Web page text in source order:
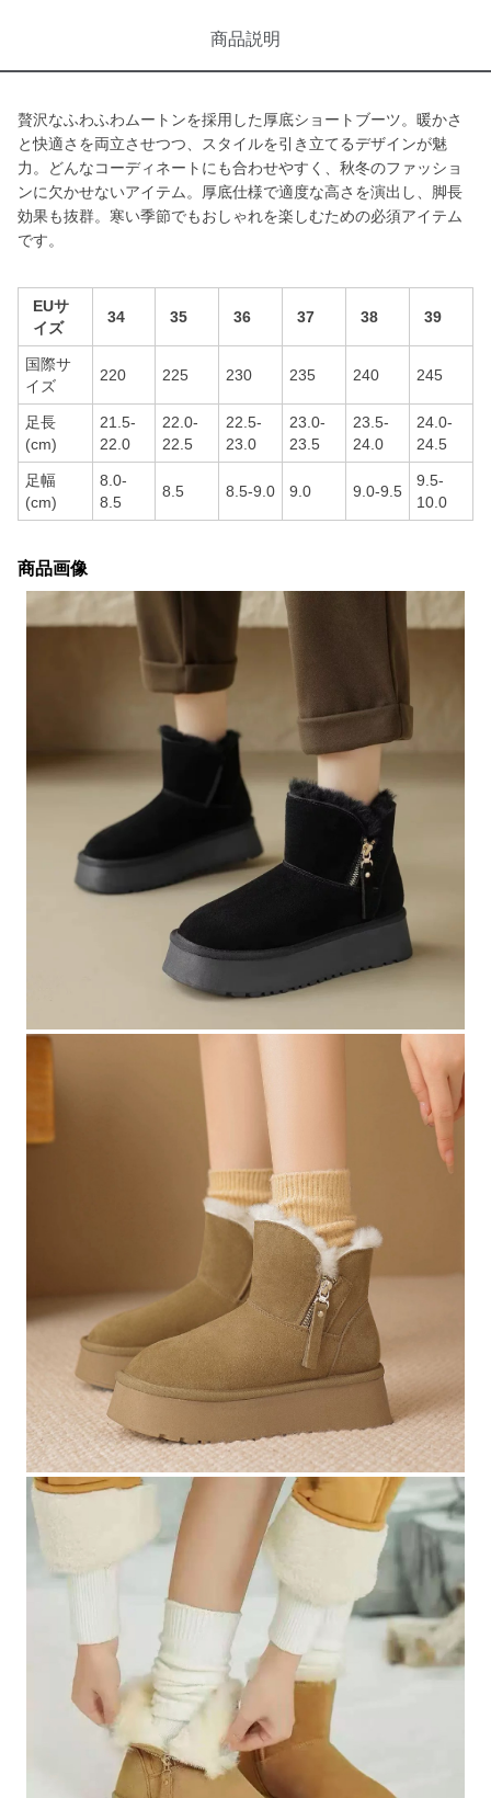
商品説明
贅沢なふわふわムートンを採用した厚底ショートブーツ。暖かさ
と快適さを両立させつつ、スタイルを引き立てるデザインが魅
力。どんなコーディネートにも合わせやすく、秋冬のファッショ
ンに欠かせないアイテム。厚底仕様で適度な高さを演出し、脚長
効果も抜群。寒い季節でもおしゃれを楽しむための必須アイテム
です。
EUサ
イズ
34 35 36 37 38 39
国際サ
イズ
220 225 230 235 240 245
足長
(cm)
21.5-
22.0
22.0-
22.5
22.5-
23.0
23.0-
23.5
23.5-
24.0
24.0-
24.5
足幅
(cm)
8.0-
8.5
8.5 8.5-9.0 9.0 9.0-9.5
9.5-
10.0
商品画像